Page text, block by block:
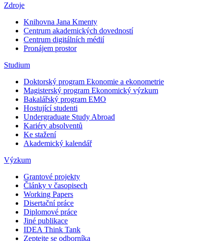
Zdroje
Knihovna Jana Kmenty
Centrum akademických dovedností
Centrum digitálních médií
Pronájem prostor
Studium
Doktorský program Ekonomie a ekonometrie
Magisterský program Ekonomický výzkum
Bakalářský program EMO
Hostující studenti
Undergraduate Study Abroad
Kariéry absolventů
Ke stažení
Akademický kalendář
Výzkum
Grantové projekty
Články v časopisech
Working Papers
Disertační práce
Diplomové práce
Jiné publikace
IDEA Think Tank
Zeptejte se odborníka